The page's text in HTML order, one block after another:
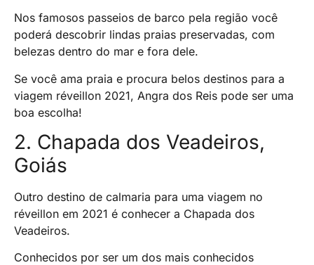
Nos famosos passeios de barco pela região você
poderá descobrir lindas praias preservadas, com
belezas dentro do mar e fora dele.
Se você ama praia e procura belos destinos para a
viagem réveillon 2021, Angra dos Reis pode ser uma
boa escolha!
2. Chapada dos Veadeiros,
Goiás
Outro destino de calmaria para uma viagem no
réveillon em 2021 é conhecer a Chapada dos
Veadeiros.
Conhecidos por ser um dos mais conhecidos